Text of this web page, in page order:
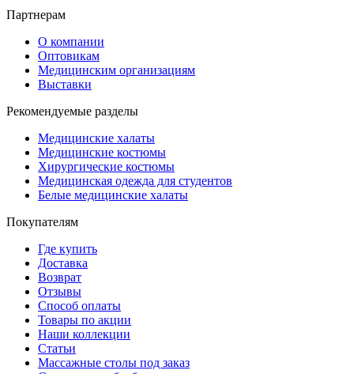
Партнерам
О компании
Оптовикам
Медицинским организациям
Выставки
Рекомендуемые разделы
Медицинские халаты
Медицинские костюмы
Хирургические костюмы
Медицинская одежда для студентов
Белые медицинские халаты
Покупателям
Где купить
Доставка
Возврат
Отзывы
Способ оплаты
Товары по акции
Наши коллекции
Статьи
Массажные столы под заказ